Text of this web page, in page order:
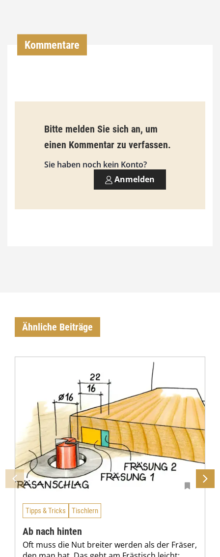
9
3
0
0
Kommentare
Bitte melden Sie sich an, um
einen Kommentar zu verfassen.
Sie haben noch kein Konto?
Anmelden
Ähnliche Beiträge
Tipps & Tricks Tischlern
Ab nach hinten
Oft muss die Nut breiter werden als der Fräser,